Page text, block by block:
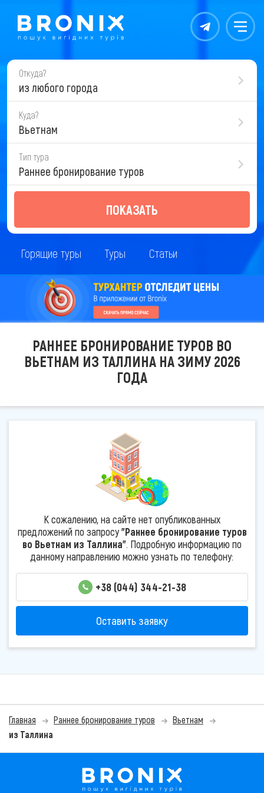
Контакты Меню
Откуда?
из любого города
Куда?
Вьетнам
Тип тура
Раннее бронирование туров
ПОКАЗАТЬ
Горящие туры Туры Статьи
РАННЕЕ БРОНИРОВАНИЕ ТУРОВ ВО
ВЬЕТНАМ ИЗ ТАЛЛИНА НА ЗИМУ 2026
ГОДА
К сожалению, на сайте нет опубликованных
предложений по запросу"Раннее бронирование туров
во Вьетнам из Таллина". Подробную информацию по
данному направлению можно узнать по телефону:
+38 (044) 344-21-38
Оставить заявку
Главная Раннее бронирование туров
Вьетнам
из Таллина